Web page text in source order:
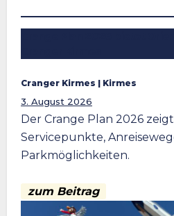
Cranger Kirmes | Kirmes
3. August 2026
Der Crange Plan 2026
Servicepunkte,
Parkmöglichkeiten.
zum Beitrag